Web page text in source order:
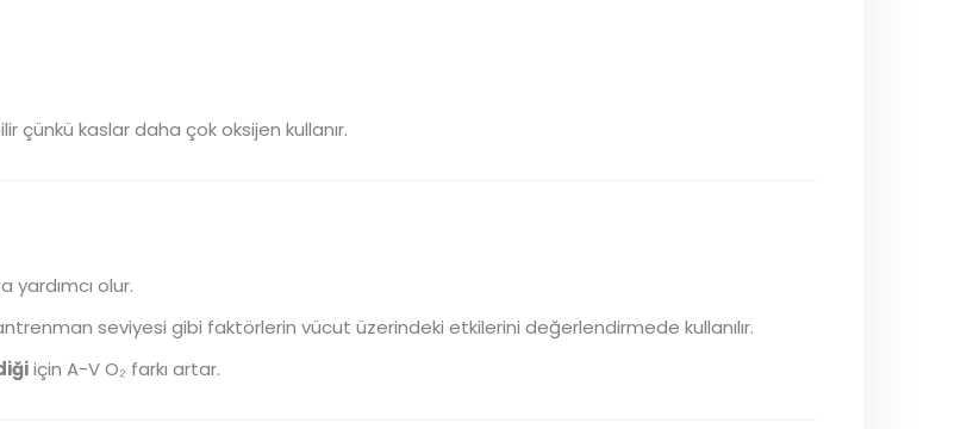
çünkü kaslar daha çok oksijen kullanır.
yardımcı olur.
seviyesi gibi faktörlerin vücut üzerindeki etkilerini değerlendirmede kullanılır.
için A-V O₂ farkı artar.